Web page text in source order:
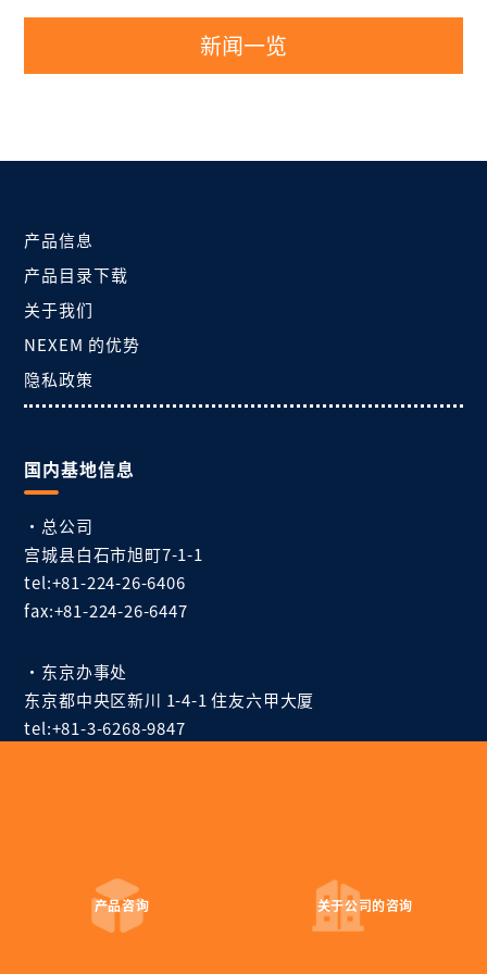
新闻一览
产品咨询 关于公司的咨询
EM 设备公司
产品信息
产品目录下载
关于我们
NEXEM 的优势
隐私政策
国内基地信息
・总公司
宫城县白石市旭町7-1-1
tel:+81-224-26-6406
fax:+81-224-26-6447
・东京办事处
东京都中央区新川 1-4-1 住友六甲大厦
tel:+81-3-6268-9847